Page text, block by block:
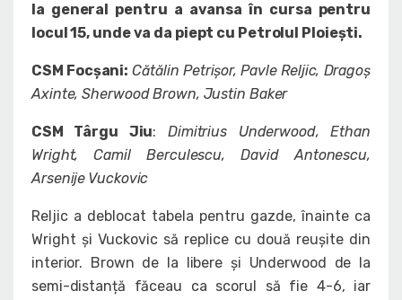
la general pentru a avansa în cursa pentru
locul 15, unde va da piept cu Petrolul Ploiești.
CSM Focșani: Cătălin Petrișor, Pavle Reljic, Dragoș
Axinte, Sherwood Brown, Justin Baker
CSM Târgu Jiu: Dimitrius Underwood, Ethan
Wright, Camil Berculescu, David Antonescu,
Arsenije Vuckovic
Reljic a deblocat tabela pentru gazde, înainte ca
Wright și Vuckovic să replice cu două reușite din
interior. Brown de la libere și Underwood de la
semi-distanță făceau ca scorul să fie 4-6, iar